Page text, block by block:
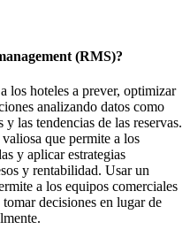
(RMS)?
los hoteles a prever, optimizar
analizando datos como
las tendencias de las reservas.
que permite a los
y aplicar estrategias
y rentabilidad. Usar un
a los equipos comerciales
decisiones en lugar de